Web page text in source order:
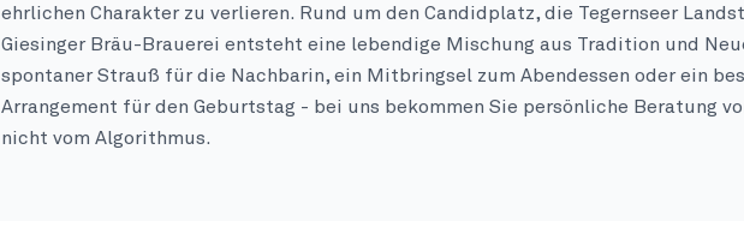
ehrlichen Charakter zu verlieren. Rund um den Candidplatz, die Tegernseer
Giesinger Bräu-Brauerei entsteht eine lebendige Mischung aus Tradition und
spontaner Strauß für die Nachbarin, ein Mitbringsel zum Abendessen oder ein
Arrangement für den Geburtstag - bei uns bekommen Sie persönliche Beratung
nicht vom Algorithmus.